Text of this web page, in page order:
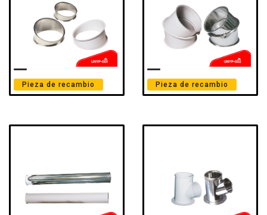
Pieza de recambio Pieza de recambio